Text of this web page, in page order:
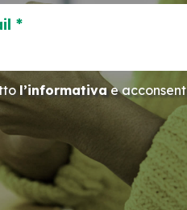
*
l’informativae